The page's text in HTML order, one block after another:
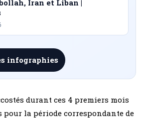
Iran et Liban |
infographies
durant ces 4 premiers mois
pour la période correspondante de